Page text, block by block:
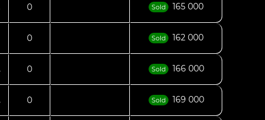
0 Sold 165 000
0 Sold 162 000
0 Sold 166 000
0 Sold 169 000